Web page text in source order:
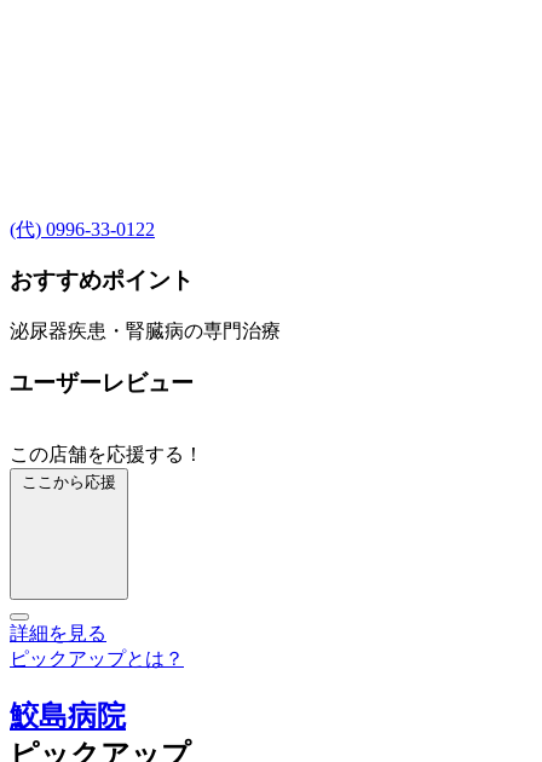
(代) 0996-33-0122
おすすめポイント
泌尿器疾患・腎臓病の専門治療
ユーザーレビュー
この店舗を応援する！
ここから応援
詳細を見る
ピックアップとは？
鮫島病院
ピックアップ